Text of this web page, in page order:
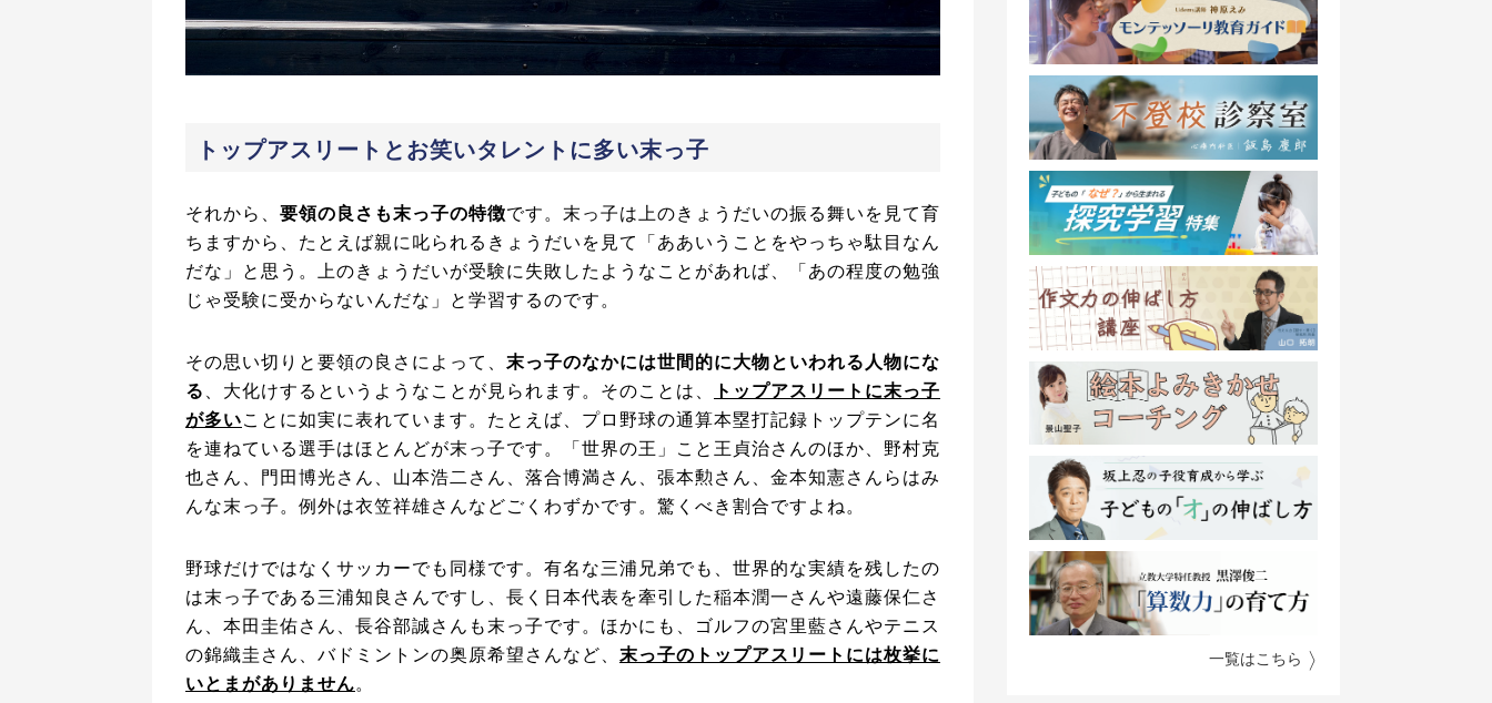
トップアスリートとお笑いタレントに多い末っ子
それから、 要領の良さも末っ子の特徴です。末っ子は上のきょうだいの振る舞いを見て育
ちますから、たとえば親に叱られるきょうだいを見て「ああいうことをやっちゃ駄目なん
だな」と思う。上のきょうだいが受験に失敗したようなことがあれば、「あの程度の勉強
じゃ受験に受からないんだな」と学習するのです。
その思い切りと要領の良さによって、 末っ子のなかには世間的に大物といわれる人物にな
る
、大化けするというようなことが見られます。そのことは、
トップアスリートに末っ子
が多いことに如実に表れています。たとえば、プロ野球の通算本塁打記録トップテンに名
を連ねている選手はほとんどが末っ子です。「世界の王」こと王貞治さんのほか、野村克
也さん、門田博光さん、山本浩二さん、落合博満さん、張本勲さん、金本知憲さんらはみ
んな末っ子。例外は衣笠祥雄さんなどごくわずかです。驚くべき割合ですよね。
野球だけではなくサッカーでも同様です。有名な三浦兄弟でも、世界的な実績を残したの
は末っ子である三浦知良さんですし、長く日本代表を牽引した稲本潤一さんや遠藤保仁さ
ん、本田圭佑さん、長谷部誠さんも末っ子です。ほかにも、ゴルフの宮里藍さんやテニス
の錦織圭さん、バドミントンの奥原希望さんなど、 末っ子のトップアスリートには枚挙に
いとまがありません。
一覧はこちら